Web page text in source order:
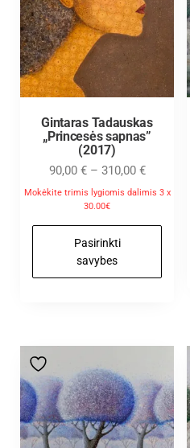
Gintaras Tadauskas
„Princesės sapnas”
(2017)
90,00 € – 310,00 €
Mokėkite trimis lygiomis dalimis 3 x
30.00€
Pasirinkti
savybes